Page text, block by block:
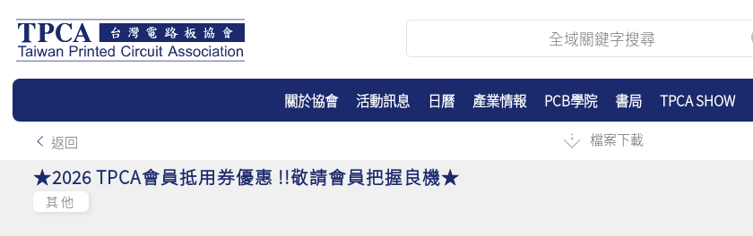
關於協會 活動訊息 日曆 產業情報 PCB學院 書局 TPCA SHOW
返回 檔案下載
★2026 TPCA會員抵用券優惠 !!敬請會員把握良機★
其他